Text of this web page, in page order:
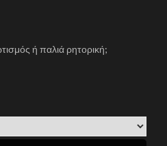
ή παλιά ρητορική;